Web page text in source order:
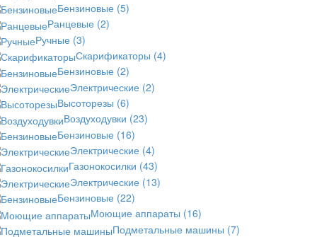
Бензиновые (5)
Ранцевые (2)
Ручные (3)
Скарификаторы (4)
Бензиновые (2)
Электрические (2)
Высоторезы (6)
Воздуходувки (23)
Бензиновые (16)
Электрические (4)
Газонокосилки (43)
Электрические (13)
Бензиновые (22)
Моющие аппараты (16)
Подметальные машины (7)